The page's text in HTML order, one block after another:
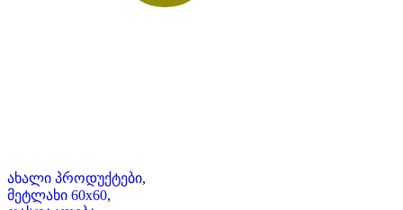
ახალი პროდუქტები,
მეტლახი 60x60,